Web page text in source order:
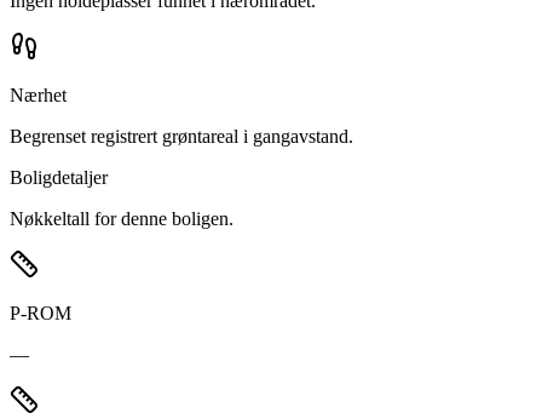
Nærhet
Begrenset registrert grøntareal i gangavstand.
Boligdetaljer
Nøkkeltall for denne boligen.
P-ROM
—